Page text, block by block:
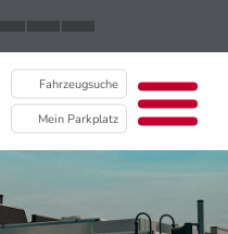
Fahrzeugsuche
Mein Parkplatz